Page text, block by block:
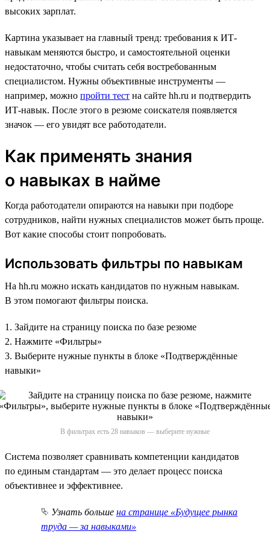
высоких зарплат.
Картина указывает на главный тренд: требования к ИТ-
навыкам меняются быстро, и самостоятельной оценки
недостаточно, чтобы считать себя востребованным
специалистом. Нужны объективные инструменты —
например, можно пройти тест на сайте hh.ru и подтвердить
ИТ-навык. После этого в резюме соискателя появляется
значок — его увидят все работодатели.
Как применять знания
о навыках в найме
Когда работодатели опираются на навыки при подборе
сотрудников, найти нужных специалистов может быть проще.
Вот какие способы стоит попробовать.
Использовать фильтры по навыкам
На hh.ru можно искать кандидатов по нужным навыкам.
В этом помогают фильтры поиска.
1. Зайдите на страницу поиска по базе резюме
2. Нажмите «Фильтры»
3. Выберите нужные пункты в блоке «Подтверждённые
навыки»
В фильтрах есть 28 навыков — выберите нужные
Система позволяет сравнивать компетенции кандидатов
по единым стандартам — это делает процесс поиска
объективнее и эффективнее.
⮱ Узнать больше на странице «Будущее рынка
труда — за навыками»